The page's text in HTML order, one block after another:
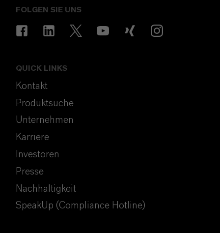
FOLGEN SIE UNS
QUICK LINKS
Kontakt
Produktsuche
Unternehmen
Karriere
Investoren
Presse
Nachhaltigkeit
SpeakUp (Compliance Hotline)